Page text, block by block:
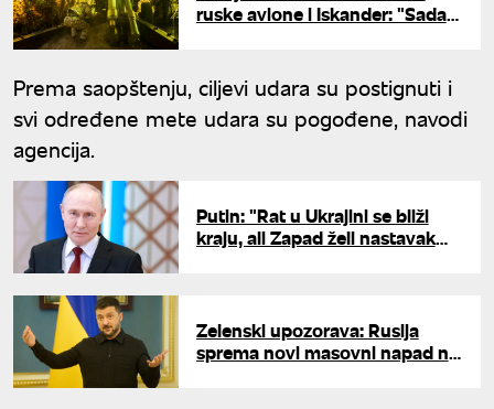
ruske avione i Iskander: "Sada
Prema saopštenju, ciljevi udara su postignuti i
svi određene mete udara su pogođene, navodi
agencija.
Putin: "Rat u Ukrajini se bliži
kraju, ali Zapad želi nastavak
Zelenski upozorava: Rusija
sprema novi masovni napad na